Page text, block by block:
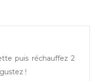
puis réchauffez 2
!